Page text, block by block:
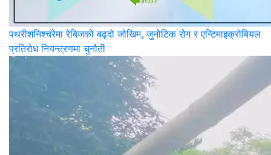
पथरीशनिश्‍चरेमा रेबिजको बढ्दो जोखिम, जुनोटिक रोग र एन्टिमाइक्रोबियल
प्रतिरोध नियन्त्रणमा चुनौती